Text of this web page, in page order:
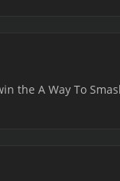
the A Way To